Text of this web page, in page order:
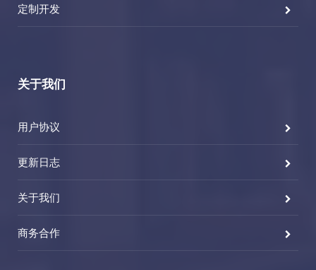
定制开发
关于我们
用户协议
更新日志
关于我们
商务合作